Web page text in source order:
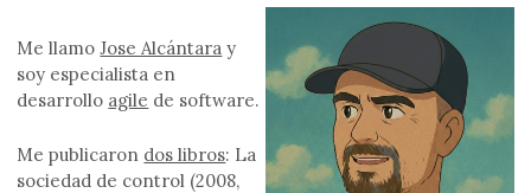
Me llamoJose Alcántara y
soy especialista en
desarrollo agile de software.
Me publicaron dos libros: La
sociedad de control (2008,